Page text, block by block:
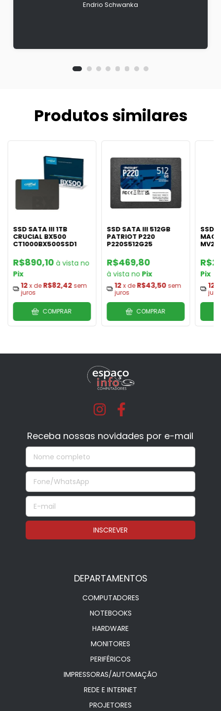
Endrio Schwanka
Produtos similares
SSD SATA III 1TB
CRUCIAL BX500
CT1000BX500SSD1
R$890,10
Pix
12x deR$82,42 sem
juros
COMPRAR
SSD SATA III 512GB
PATRIOT P220
P220S512G25
R$469,80
Pix
12x deR$43,50 sem
juros
COMPRAR
SSD
Pix
12
Receba nossas novidades por e-mail
DEPARTAMENTOS
COMPUTADORES
NOTEBOOKS
HARDWARE
MONITORES
PERIFÉRICOS
IMPRESSORAS/AUTOMAÇÃO
REDE E INTERNET
PROJETORES